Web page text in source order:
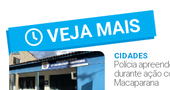
VEJA MAIS
CIDADES
Polícia
durante ação
Macaparana